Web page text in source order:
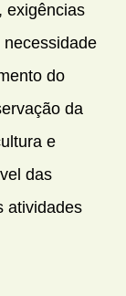
exigências
do
da
e
das
atividades